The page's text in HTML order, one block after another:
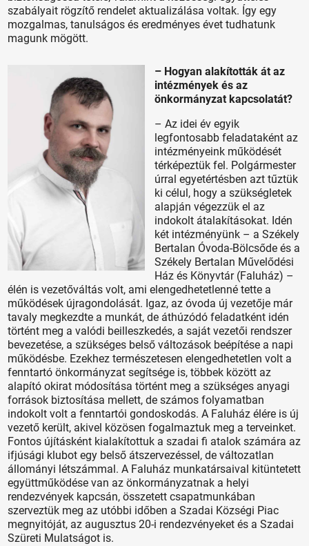
szabályait rögzítő rendelet aktualizálása voltak. Így egy
mozgalmas, tanulságos és eredményes évet tudhatunk
magunk mögött.
– Hogyan alakították át az
intézmények és az
önkormányzat kapcsolatát?
– Az idei év egyik
legfontosabb feladataként az
intézményeink működését
térképeztük fel. Polgármester
úrral egyetértésben azt tűztük
ki célul, hogy a szükségletek
alapján végezzük el az
indokolt átalakításokat. Idén
két intézményünk – a Székely
Bertalan Óvoda-Bölcsőde és a
Székely Bertalan Művelődési
Ház és Könyvtár (Faluház) –
élén is vezetőváltás volt, ami elengedhetetlenné tette a
működések újragondolását. Igaz, az óvoda új vezetője már
tavaly megkezdte a munkát, de áthúzódó feladatként idén
történt meg a valódi beilleszkedés, a saját vezetői rendszer
bevezetése, a szükséges belső változások beépítése a napi
működésbe. Ezekhez természetesen elengedhetetlen volt a
fenntartó önkormányzat segítsége is, többek között az
alapító okirat módosítása történt meg a szükséges anyagi
források biztosítása mellett, de számos folyamatban
indokolt volt a fenntartói gondoskodás. A Faluház élére is új
vezető került, akivel közösen fogalmaztuk meg a terveinket.
Fontos újításként kialakítottuk a szadai fi atalok számára az
ifjúsági klubot egy belső átszervezéssel, de változatlan
állományi létszámmal. A Faluház munkatársaival kitüntetett
együttműködése van az önkormányzatnak a helyi
rendezvények kapcsán, összetett csapatmunkában
szerveztük meg az utóbbi időben a Szadai Községi Piac
megnyitóját, az augusztus 20-i rendezvényeket és a Szadai
Szüreti Mulatságot is.